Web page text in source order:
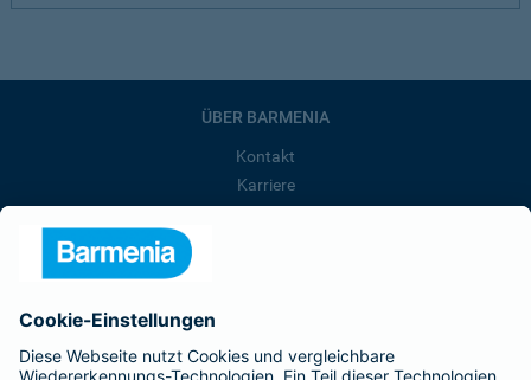
ÜBER BARMENIA
Kontakt
Karriere
Barmenia ist Teil der BarmeniaGothaer